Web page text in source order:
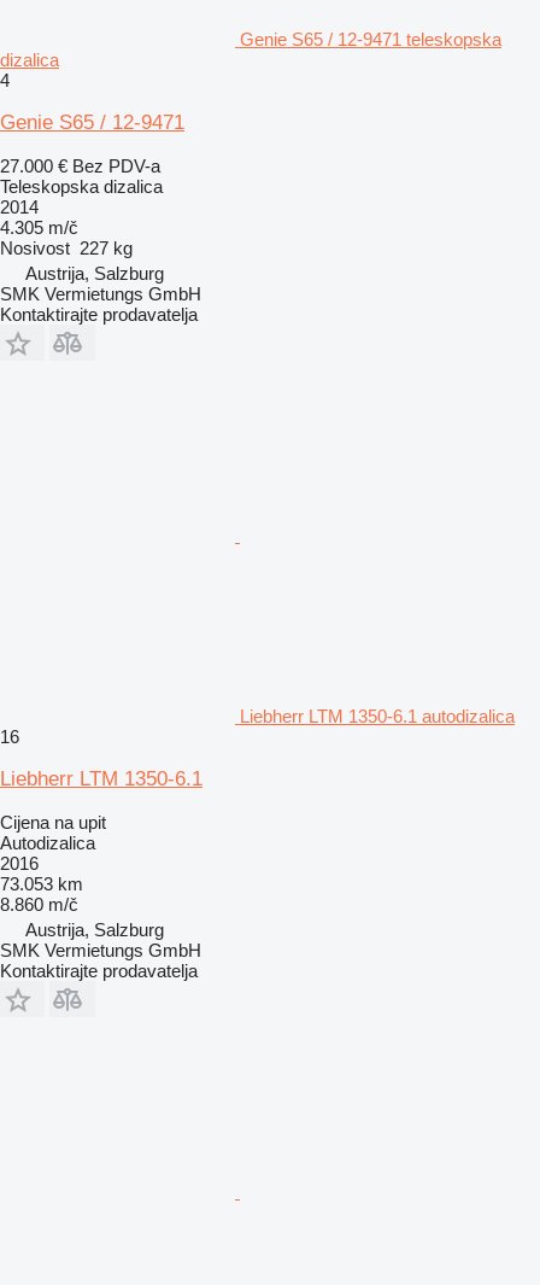
Genie S65 / 12-9471 teleskopska
dizalica
4
Genie S65 / 12-9471
27.000 € Bez PDV-a
Teleskopska dizalica
2014
4.305 m/č
Nosivost 227 kg
Austrija, Salzburg
SMK Vermietungs GmbH
Kontaktirajte prodavatelja
Liebherr LTM 1350-6.1 autodizalica
16
Liebherr LTM 1350-6.1
Cijena na upit
Autodizalica
2016
73.053 km
8.860 m/č
Austrija, Salzburg
SMK Vermietungs GmbH
Kontaktirajte prodavatelja